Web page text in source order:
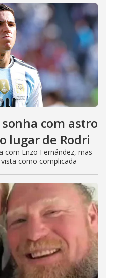
com astro
lugar de Rodri
com Enzo Fernández, mas
como complicada